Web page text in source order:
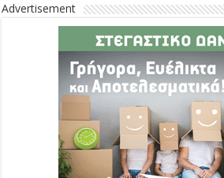
Advertisement